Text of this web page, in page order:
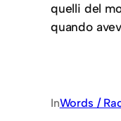
quelli del
quando
InWords /